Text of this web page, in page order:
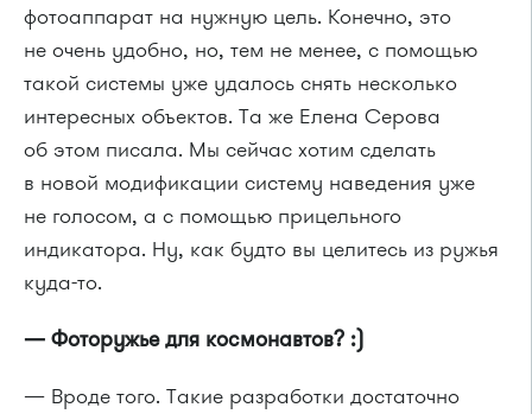
фотоаппарат на нужную цель. Конечно, это
не очень удобно, но, тем не менее, с помощью
такой системы уже удалось снять несколько
интересных объектов. Та же Елена Серова
об этом писала. Мы сейчас хотим сделать
в новой модификации систему наведения уже
не голосом, а с помощью прицельного
индикатора. Ну, как будто вы целитесь из ружья
куда-то.
— Фоторужье для космонавтов? :)
— Вроде того. Такие разработки достаточно